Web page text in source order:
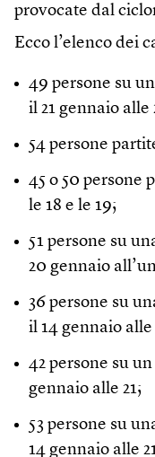
provocate dal
Ecco l’elenco dei
49 persone su
il 21 gennaio alle
54 persone
45 o 50 persone
le 18 e le 19;
51 persone su
20 gennaio
36 persone su
il 14 gennaio alle
42 persone su
gennaio alle 21;
53 persone su
14 gennaio alle